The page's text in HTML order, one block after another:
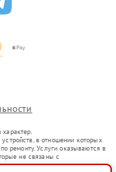
в отношении которых
ремонту. Услуги оказываются в
не связаны с